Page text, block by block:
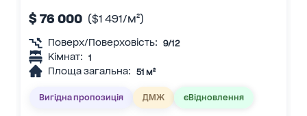
$ 76 000 ($1 491/м²)
Поверх/Поверховість: 9/12
Кімнат: 1
Площа загальна: 51 м²
Вигідна пропозиція ДМЖ єВідновлення